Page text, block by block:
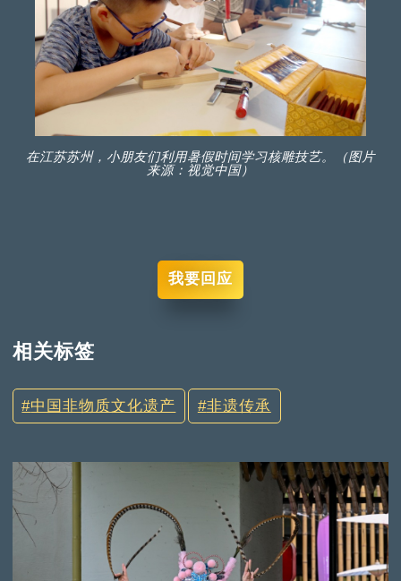
在江苏苏州，小朋友们利用暑假时间学习核雕技艺。（图片
来源：视觉中国）
我要回应
相关标签
中国非物质文化遗产 非遗传承